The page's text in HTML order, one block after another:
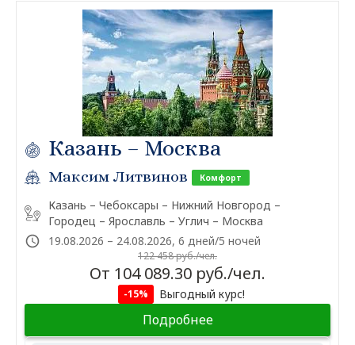
Казань – Москва
Максим Литвинов Комфорт
Казань – Чебоксары – Нижний Новгород –
Городец – Ярославль – Углич – Москва
19.08.2026 – 24.08.2026, 6 дней/5 ночей
122 458 руб./чел.
От 104 089.30 руб./чел.
-15% Выгодный курс!
Подробнее